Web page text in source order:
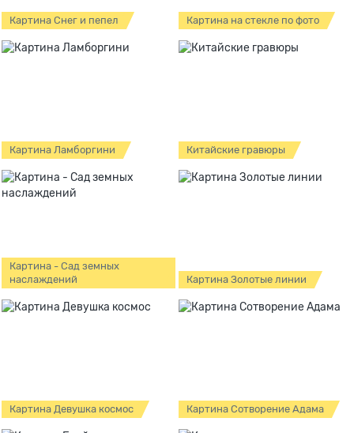
Картина Снег и пепел Картина на стекле по фото
Картина Ламборгини Китайские гравюры
Картина - Сад земных
наслаждений
Картина Золотые линии
Картина Девушка космос Картина Сотворение Адама